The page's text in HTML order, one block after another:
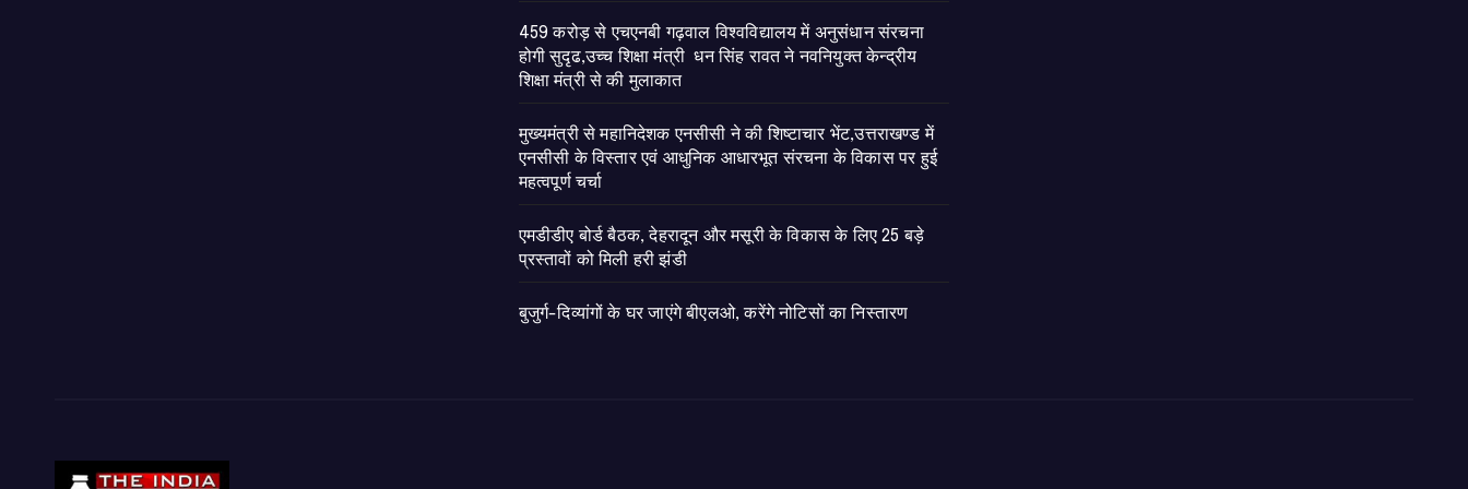
459 करोड़ से एचएनबी गढ़वाल विश्वविद्यालय में अनुसंधान संरचना
होगी सुदृढ,उच्च शिक्षा मंत्री धन सिंह रावत ने नवनियुक्त केन्द्रीय
शिक्षा मंत्री से की मुलाकात
मुख्यमंत्री से महानिदेशक एनसीसी ने की शिष्टाचार भेंट,उत्तराखण्ड में
एनसीसी के विस्तार एवं आधुनिक आधारभूत संरचना के विकास पर हुई
महत्वपूर्ण चर्चा
एमडीडीए बोर्ड बैठक, देहरादून और मसूरी के विकास के लिए 25 बड़े
प्रस्तावों को मिली हरी झंडी
बुजुर्ग-दिव्यांगों के घर जाएंगे बीएलओ, करेंगे नोटिसों का निस्तारण